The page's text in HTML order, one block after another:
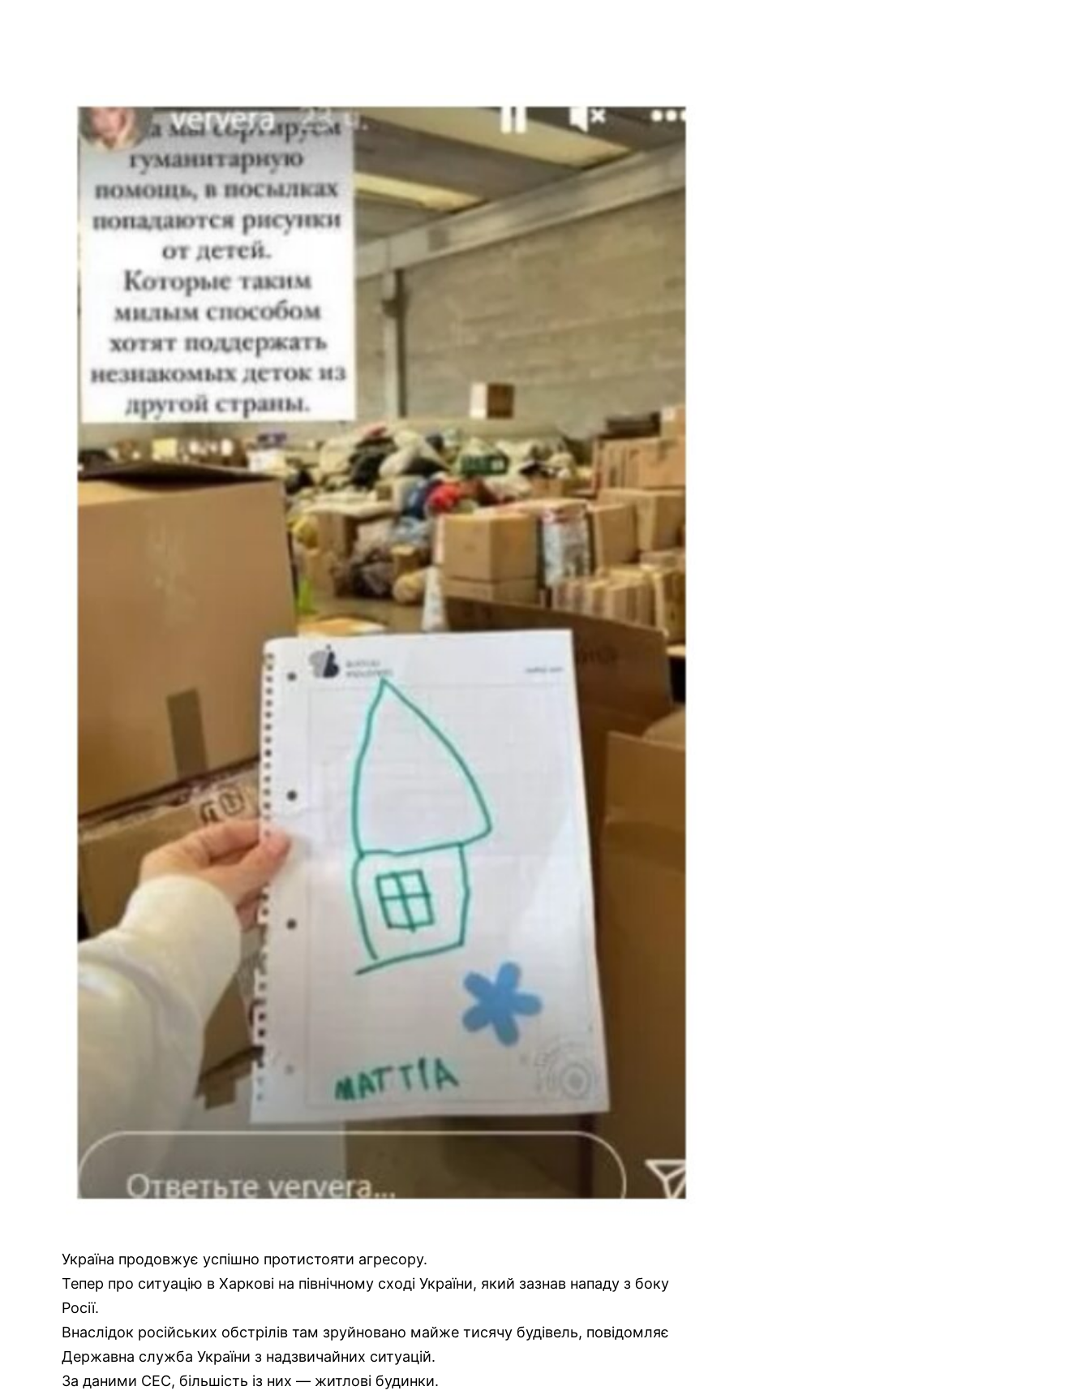
Україна продовжує успішно протистояти агресору.
Тепер про ситуацію в Харкові на північному сході України, який зазнав нападу з боку
Росії.
Внаслідок російських обстрілів там зруйновано майже тисячу будівель, повідомляє
Державна служба України з надзвичайних ситуацій.
За даними СЕС, більшість із них — житлові будинки.